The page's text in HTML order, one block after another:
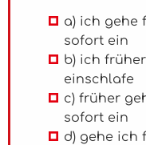
a) ich gehe
sofort ein
b) ich
einschlafe
c) früher
sofort ein
d) gehe ich